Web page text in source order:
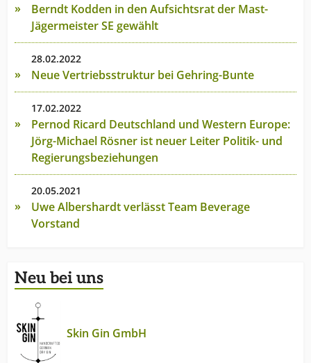
Berndt Kodden in den Aufsichtsrat der Mast-
Jägermeister SE gewählt
28.02.2022
Neue Vertriebsstruktur bei Gehring-Bunte
17.02.2022
Pernod Ricard Deutschland und Western Europe:
Jörg-Michael Rösner ist neuer Leiter Politik- und
Regierungsbeziehungen
20.05.2021
Uwe Albershardt verlässt Team Beverage
Vorstand
Neu bei uns
Skin Gin GmbH